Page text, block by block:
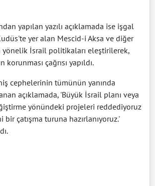
yapılan yazılı açıklamada ise işgal
yer alan Mescid-i Aksa ve diğer
İsrail politikaları eleştirilerek,
korunması çağrısı yapıldı.
cephelerinin tümünün yanında
açıklamada, 'Büyük İsrail planı veya
yönündeki projeleri reddediyoruz
çatışma turuna hazırlanıyoruz.'